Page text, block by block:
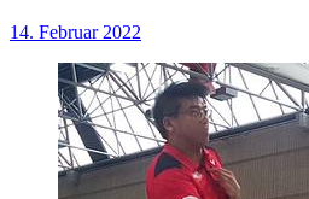
14. Februar 2022